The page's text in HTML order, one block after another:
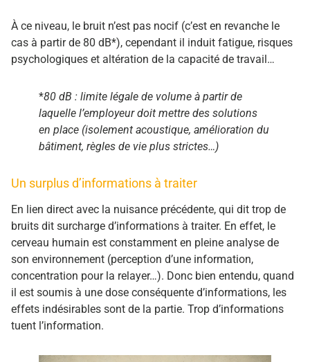
À ce niveau, le bruit n’est pas nocif (c’est en revanche le
cas à partir de 80 dB*), cependant il induit fatigue, risques
psychologiques et altération de la capacité de travail…
*80 dB : limite légale de volume à partir de
laquelle l’employeur doit mettre des solutions
en place (isolement acoustique, amélioration du
bâtiment, règles de vie plus strictes…)
Un surplus d’informations à traiter
En lien direct avec la nuisance précédente, qui dit trop de
bruits dit surcharge d’informations à traiter. En effet, le
cerveau humain est constamment en pleine analyse de
son environnement (perception d’une information,
concentration pour la relayer…). Donc bien entendu, quand
il est soumis à une dose conséquente d’informations, les
effets indésirables sont de la partie. Trop d’informations
tuent l’information.